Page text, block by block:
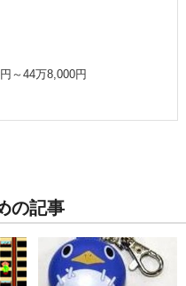
～44万8,000円
の記事